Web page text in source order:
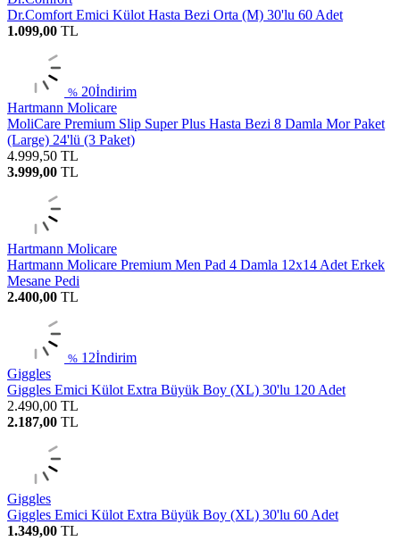
Dr.Comfort Emici Külot Hasta Bezi Orta (M) 30'lu 60 Adet
1.099,00 TL
% 20İndirim
Hartmann Molicare
MoliCare Premium Slip Super Plus Hasta Bezi 8 Damla Mor Paket
(Large) 24'lü (3 Paket)
4.999,50 TL
3.999,00 TL
Hartmann Molicare
Hartmann Molicare Premium Men Pad 4 Damla 12x14 Adet Erkek
Mesane Pedi
2.400,00 TL
% 12İndirim
Giggles
Giggles Emici Külot Extra Büyük Boy (XL) 30'lu 120 Adet
2.490,00 TL
2.187,00 TL
Giggles
Giggles Emici Külot Extra Büyük Boy (XL) 30'lu 60 Adet
1.349,00 TL